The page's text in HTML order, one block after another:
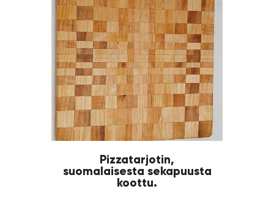
Pizzatarjotin,
suomalaisesta sekapuusta
koottu.